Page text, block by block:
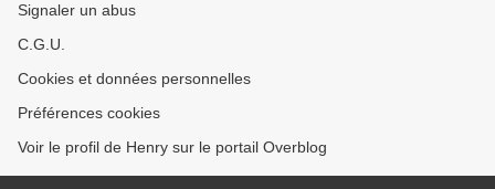
Signaler un abus
C.G.U.
Cookies et données personnelles
Préférences cookies
Voir le profil de Henry sur le portail Overblog